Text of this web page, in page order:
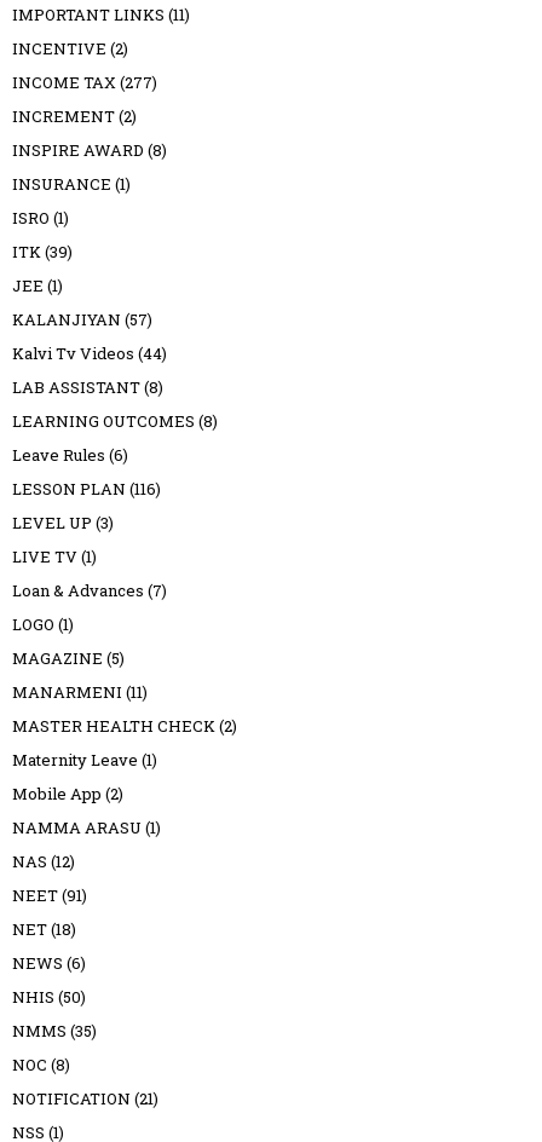
IMPORTANT LINKS (11)
INCENTIVE (2)
INCOME TAX(277)
INCREMENT(2)
INSPIRE AWARD (8)
INSURANCE (1)
ISRO (1)
ITK(39)
JEE (1)
KALANJIYAN (57)
Kalvi Tv Videos (44)
LAB ASSISTANT(8)
LEARNING OUTCOMES (8)
Leave Rules (6)
LESSON PLAN (116)
LEVEL UP (3)
LIVE TV(1)
Loan & Advances (7)
LOGO (1)
MAGAZINE (5)
MANARMENI (11)
MASTER HEALTH CHECK(2)
Maternity Leave (1)
Mobile App (2)
NAMMA ARASU (1)
NAS (12)
NEET(91)
NET(18)
NEWS (6)
NHIS (50)
NMMS (35)
NOC (8)
NOTIFICATION (21)
NSS (1)